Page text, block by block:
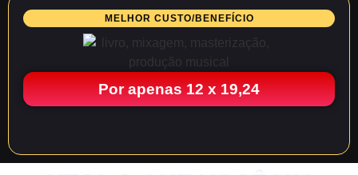
MELHOR CUSTO/BENEFÍCIO
Por apenas 12 x 19,24